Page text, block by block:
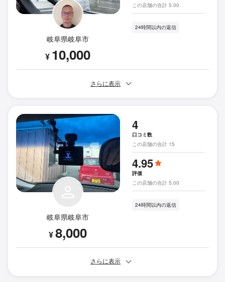
岐阜県岐阜市
¥ 10,000
この店舗の合計 5.00
24時間以内の返信
さらに表示
岐阜県岐阜市
¥8,000
4
口コミ数
この店舗の合計 15
4.95
評価
この店舗の合計 5.00
24時間以内の返信
さらに表示